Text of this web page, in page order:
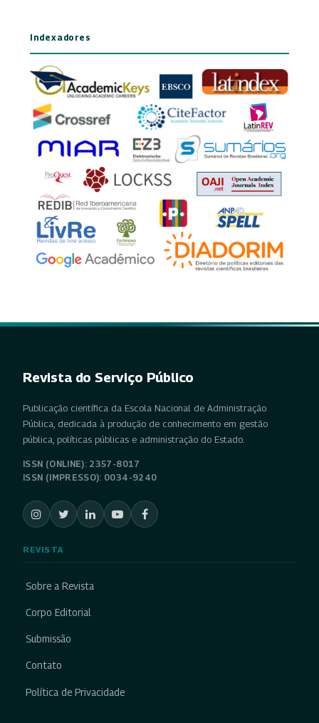
Indexadores
Revista do Serviço Público
Publicação científica da Escola Nacional de Administração
Pública, dedicada à produção de conhecimento em gestão
pública, políticas públicas e administração do Estado.
ISSN (ONLINE): 2357-8017
ISSN (IMPRESSO): 0034-9240
REVISTA
Sobre a Revista
Corpo Editorial
Submissão
Contato
Política de Privacidade